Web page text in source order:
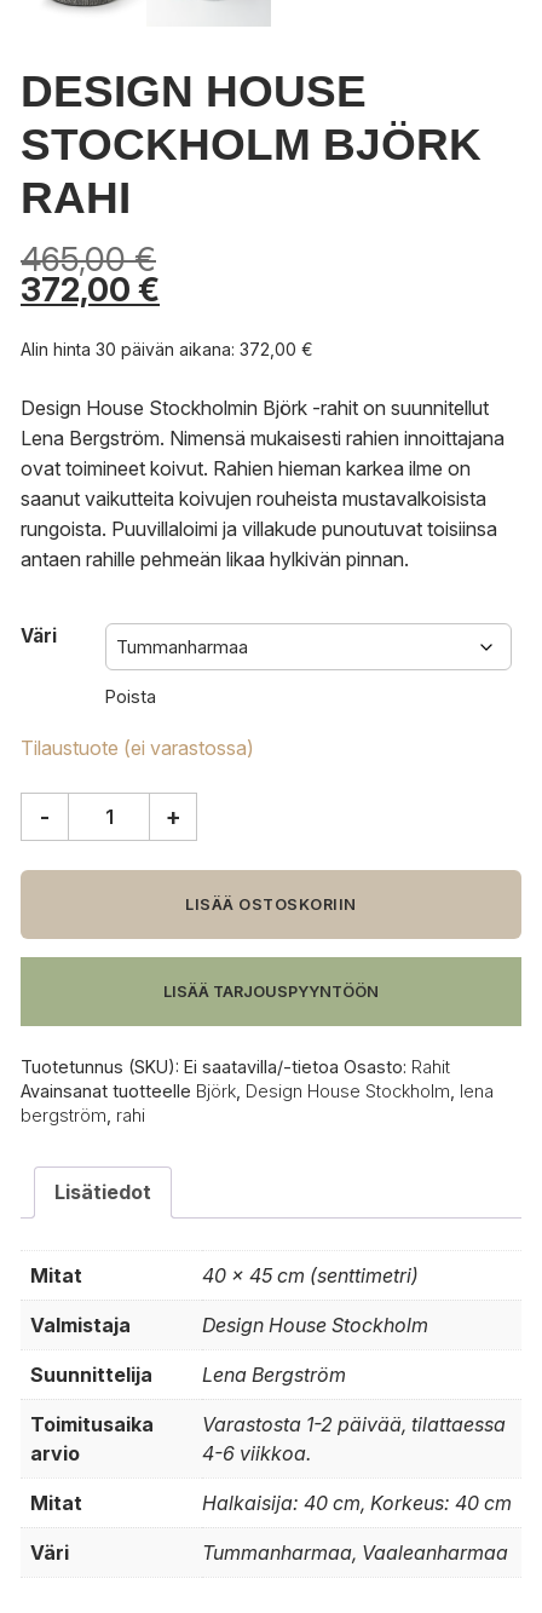
DESIGN HOUSE
STOCKHOLM BJÖRK
RAHI
465,00€
372,00 €
Alin hinta 30 päivän aikana: 372,00 €
Design House Stockholmin Björk -rahit on suunnitellut
Lena Bergström. Nimensä mukaisesti rahien innoittajana
ovat toimineet koivut. Rahien hieman karkea ilme on
saanut vaikutteita koivujen rouheista mustavalkoisista
rungoista. Puuvillaloimi ja villakude punoutuvat toisiinsa
antaen rahille pehmeän likaa hylkivän pinnan.
Väri
Poista
Tilaustuote (ei varastossa)
Stockholm
rahi
määrä
- +
LISÄÄ OSTOSKORIIN
LISÄÄ TARJOUSPYYNTÖÖN
Tuotetunnus (SKU): Ei saatavilla/-tietoa Osasto: Rahit
Avainsanat tuotteelle Björk Design House Stockholm lena
bergström rahi
Lisätiedot
Mitat 40 × 45 cm (senttimetri)
Valmistaja Design House Stockholm
Suunnittelija Lena Bergström
Toimitusaika
arvio
Varastosta 1-2 päivää, tilattaessa
4-6 viikkoa.
Mitat Halkaisija: 40 cm, Korkeus: 40 cm
Väri Tummanharmaa, Vaaleanharmaa